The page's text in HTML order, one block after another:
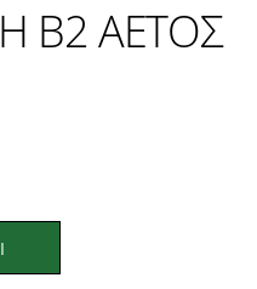
Β2 ΑΕΤΟΣ